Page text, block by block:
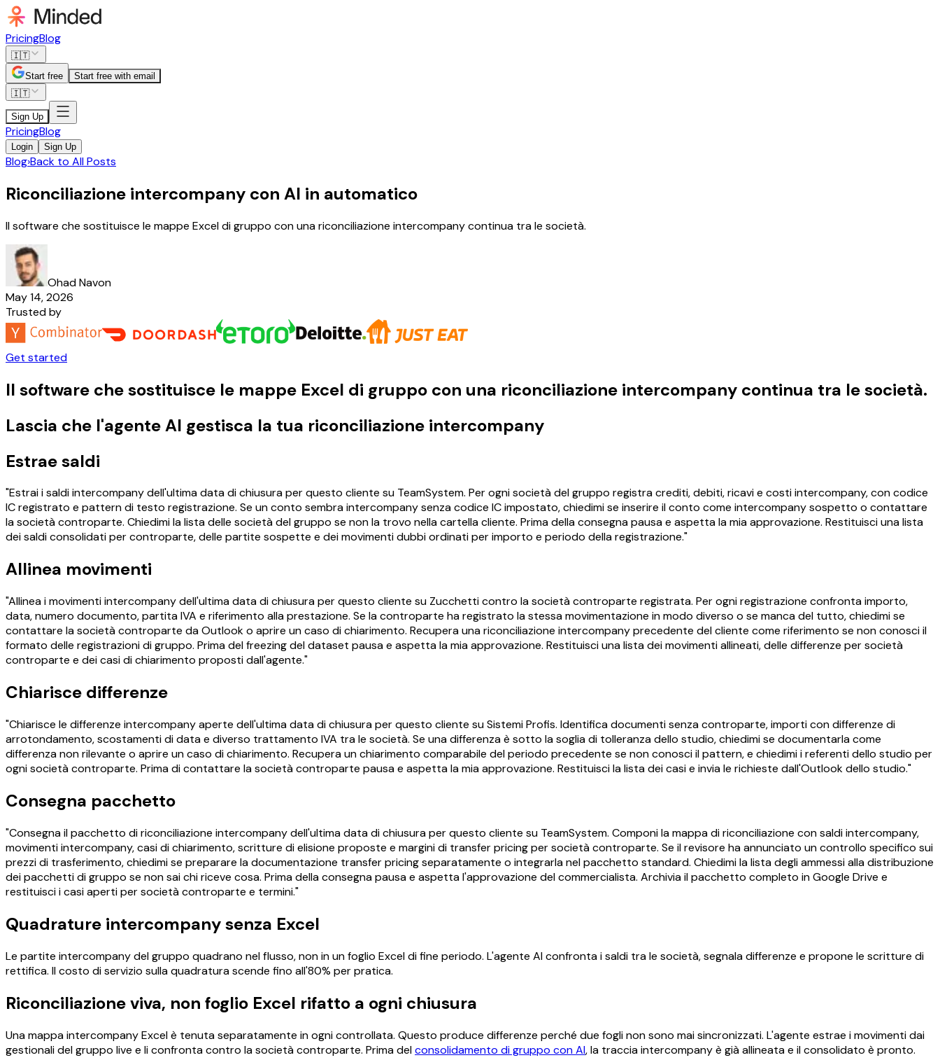
PricingBlog
🇮🇹
Start free
Start free with email
🇮🇹
Sign Up
PricingBlog
Login Sign Up
Blog›Back to All Posts
Riconciliazione intercompany con AI in automatico
Il software che sostituisce le mappe Excel di gruppo con una riconciliazione intercompany continua tra le società.
Ohad Navon
May 14, 2026
Trusted by
Get started
Il software che sostituisce le mappe Excel di gruppo con una riconciliazione intercompany continua tra le società.
Lascia che l'agente AI gestisca la tua riconciliazione intercompany
Estrae saldi
"Estrai i saldi intercompany dell'ultima data di chiusura per questo cliente su TeamSystem. Per ogni società del gruppo registra crediti, debiti, ricavi e costi intercompany, con codice
IC registrato e pattern di testo registrazione. Se un conto sembra intercompany senza codice IC impostato, chiedimi se inserire il conto come intercompany sospetto o contattare
la società controparte. Chiedimi la lista delle società del gruppo se non la trovo nella cartella cliente. Prima della consegna pausa e aspetta la mia approvazione. Restituisci una lista
dei saldi consolidati per controparte, delle partite sospette e dei movimenti dubbi ordinati per importo e periodo della registrazione."
Allinea movimenti
"Allinea i movimenti intercompany dell'ultima data di chiusura per questo cliente su Zucchetti contro la società controparte registrata. Per ogni registrazione confronta importo,
data, numero documento, partita IVA e riferimento alla prestazione. Se la controparte ha registrato la stessa movimentazione in modo diverso o se manca del tutto, chiedimi se
contattare la società controparte da Outlook o aprire un caso di chiarimento. Recupera una riconciliazione intercompany precedente del cliente come riferimento se non conosci il
formato delle registrazioni di gruppo. Prima del freezing del dataset pausa e aspetta la mia approvazione. Restituisci una lista dei movimenti allineati, delle differenze per società
controparte e dei casi di chiarimento proposti dall'agente."
Chiarisce differenze
"Chiarisce le differenze intercompany aperte dell'ultima data di chiusura per questo cliente su Sistemi Profis. Identifica documenti senza controparte, importi con differenze di
arrotondamento, scostamenti di data e diverso trattamento IVA tra le società. Se una differenza è sotto la soglia di tolleranza dello studio, chiedimi se documentarla come
differenza non rilevante o aprire un caso di chiarimento. Recupera un chiarimento comparabile del periodo precedente se non conosci il pattern, e chiedimi i referenti dello studio per
ogni società controparte. Prima di contattare la società controparte pausa e aspetta la mia approvazione. Restituisci la lista dei casi e invia le richieste dall'Outlook dello studio."
Consegna pacchetto
"Consegna il pacchetto di riconciliazione intercompany dell'ultima data di chiusura per questo cliente su TeamSystem. Componi la mappa di riconciliazione con saldi intercompany,
movimenti intercompany, casi di chiarimento, scritture di elisione proposte e margini di transfer pricing per società controparte. Se il revisore ha annunciato un controllo specifico sui
prezzi di trasferimento, chiedimi se preparare la documentazione transfer pricing separatamente o integrarla nel pacchetto standard. Chiedimi la lista degli ammessi alla distribuzione
dei pacchetti di gruppo se non sai chi riceve cosa. Prima della consegna pausa e aspetta l'approvazione del commercialista. Archivia il pacchetto completo in Google Drive e
restituisci i casi aperti per società controparte e termini."
Quadrature intercompany senza Excel
Le partite intercompany del gruppo quadrano nel flusso, non in un foglio Excel di fine periodo. L'agente AI confronta i saldi tra le società, segnala differenze e propone le scritture di
rettifica. Il costo di servizio sulla quadratura scende fino all'80% per pratica.
Riconciliazione viva, non foglio Excel rifatto a ogni chiusura
Una mappa intercompany Excel è tenuta separatamente in ogni controllata. Questo produce differenze perché due fogli non sono mai sincronizzati. L'agente estrae i movimenti dai
gestionali del gruppo live e li confronta contro la società controparte. Prima delconsolidamento di gruppo con AI, la traccia intercompany è già allineata e il consolidato è pronto.